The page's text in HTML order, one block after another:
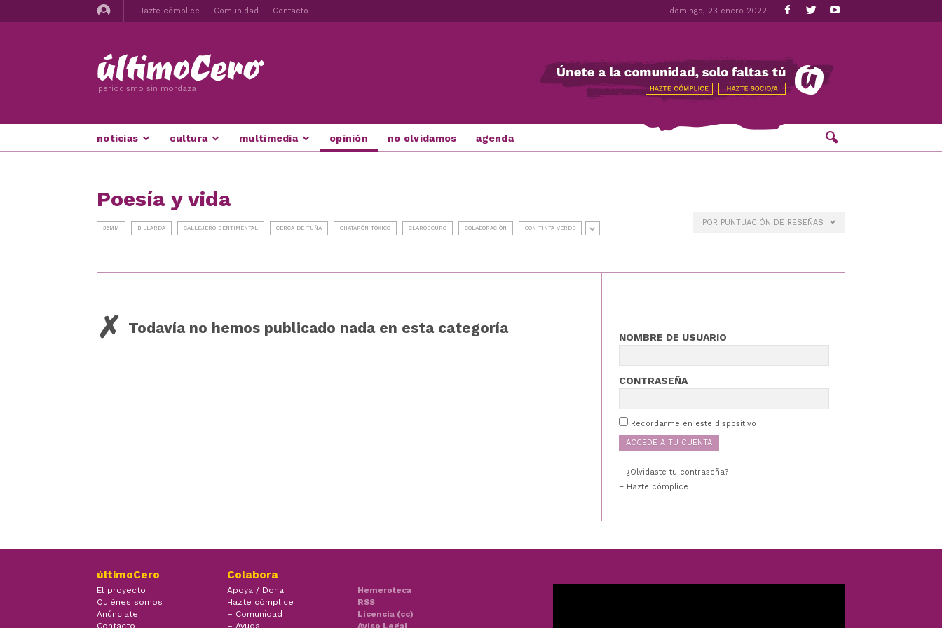
Hazte cómplice Comunidad Contacto domingo, 23 enero 2022
periodismo sin mordaza
noticias cultura multimedia opinión no olvidamos agenda
Poesía y vida
35MM BILLARDA CALLEJERO SENTIMENTAL CERCA DE TUÑA CHATARÓN TÓXICO CLAROSCURO COLABORACIÓN CON TINTA VERDE
POR PUNTUACIÓN DE RESEÑAS
Todavía no hemos publicado nada en esta categoría
NOMBRE DE USUARIO
CONTRASEÑA
Recordarme en este dispositivo
¿Olvidaste tu contraseña?
– Hazte cómplice
últimoCero
El proyecto
Quiénes somos
Anúnciate
Contacto
Colabora
Apoya / Dona
Hazte cómplice
– Comunidad
– Ayuda
Hemeroteca
RSS
Licencia (cc)
Aviso Legal